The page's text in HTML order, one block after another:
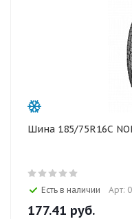
Шина 185/75R16C
Есть в наличии Арт:
177.41 руб.